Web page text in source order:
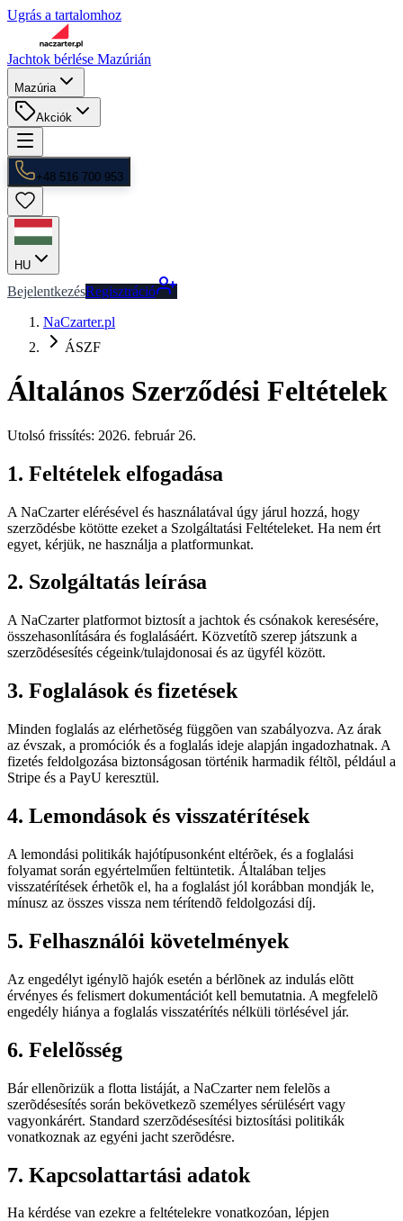
Ugrás a tartalomhoz
Jachtok bérlése Mazúrián
Mazúria
Akciók
+48 516 700 953
HU
BejelentkezésRegisztráció
NaCzarter.pl
ÁSZF
Általános Szerződési Feltételek
Utolsó frissítés: 2026. február 26.
1. Feltételek elfogadása
A NaCzarter elérésével és használatával úgy járul hozzá, hogy
szerzõdésbe kötötte ezeket a Szolgáltatási Feltételeket. Ha nem ért
egyet, kérjük, ne használja a platformunkat.
2. Szolgáltatás leírása
A NaCzarter platformot biztosít a jachtok és csónakok keresésére,
összehasonlítására és foglalásáért. Közvetítõ szerep játszunk a
szerzõdésesítés cégeink/tulajdonosai és az ügyfél között.
3. Foglalások és fizetések
Minden foglalás az elérhetõség függõen van szabályozva. Az árak
az évszak, a promóciók és a foglalás ideje alapján ingadozhatnak. A
fizetés feldolgozása biztonságosan történik harmadik féltõl, például a
Stripe és a PayU keresztül.
4. Lemondások és visszatérítések
A lemondási politikák hajótípusonként eltérõek, és a foglalási
folyamat során egyértelműen feltüntetik. Általában teljes
visszatérítések érhetõk el, ha a foglalást jól korábban mondják le,
mínusz az összes vissza nem térítendõ feldolgozási díj.
5. Felhasználói követelmények
Az engedélyt igénylõ hajók esetén a bérlõnek az indulás elõtt
érvényes és felismert dokumentációt kell bemutatnia. A megfelelõ
engedély hiánya a foglalás visszatérítés nélküli törlésével jár.
6. Felelõsség
Bár ellenõrizük a flotta listáját, a NaCzarter nem felelõs a
szerõdésesítés során bekövetkezõ személyes sérülésért vagy
vagyonkárért. Standard szerzõdésesítési biztosítási politikák
vonatkoznak az egyéni jacht szerõdésre.
7. Kapcsolattartási adatok
Ha kérdése van ezekre a feltételekre vonatkozóan, lépjen